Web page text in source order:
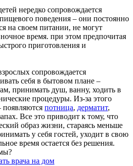
нередко сопровождается
поведения – они постоянно
на своем питании, не могут
время. при этом предпочитая
приготовления и
сопровождается
себя в бытовом плане –
принимать душ, ванну, ходить в
процедуры. Из-за этого
появляются потница, дерматит,
Все это приводит к тому, что
образ жизни, стараясь меньше
у себя гостей, уходит в свою
время остается без решения.
врача на дом